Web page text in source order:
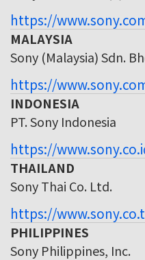
https://
MALAYSIA
Sony (Malaysia) Sdn.
https://
INDONESIA
PT. Sony Indonesia
https://
THAILAND
Sony Thai Co. Ltd.
https://
PHILIPPINES
Sony Philippines, Inc.